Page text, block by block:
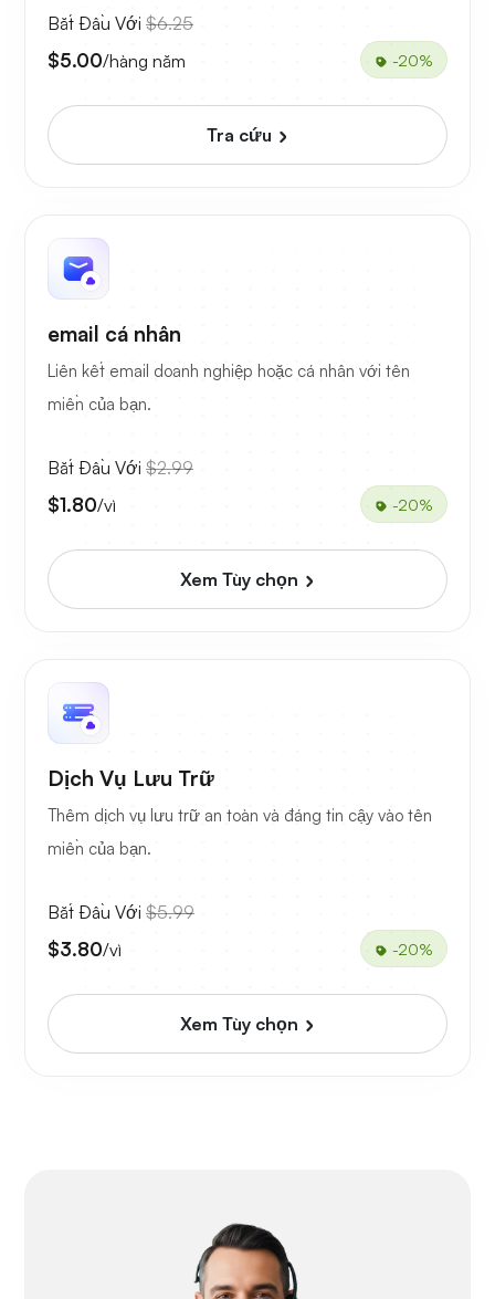
Bắt Đầu Với $6.25
$5.00/hàng năm -20%
Tra cứu
email cá nhân
Liên kết email doanh nghiệp hoặc cá nhân với tên
miền của bạn.
Bắt Đầu Với $2.99
$1.80/vì -20%
Xem Tùy chọn
Dịch Vụ Lưu Trữ
Thêm dịch vụ lưu trữ an toàn và đáng tin cậy vào tên
miền của bạn.
Bắt Đầu Với $5.99
$3.80/vì -20%
Xem Tùy chọn